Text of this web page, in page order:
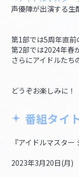
声優陣が出演する生
第1部では5周年直前
第2部では2024年春
さらにアイドルたち
どうぞお楽しみに！
番組タイ
『アイドルマスター
2023年3月20日(月)